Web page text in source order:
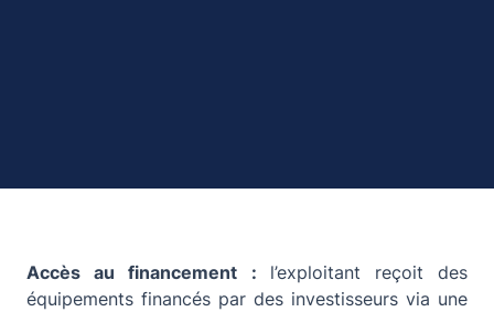
Accès au financement : l’exploitant reçoit des
équipements financés par des investisseurs via une